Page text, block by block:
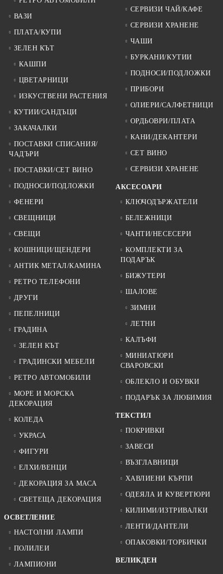
ВАЗИ
ПЛАТА/КУПИ
ЗЕЛЕН КЪТ
КАШПИ
ЦВЕТАРНИЦИ
ИЗКУСТВЕНИ РАСТЕНИЯ
КУТИИ/САНДЪЦИ
ЗАКАЧАЛКИ
ПОСТАВКИ СПИСАНИЯ/
ЧАДЪРИ
ПОСТАВКИ/СЕТ ВИНО
ПОДНОСИ/ПОДЛОЖКИ
ФЕНЕРИ
СВЕЩНИЦИ
СВЕЩИ
КОШНИЦИ/ЩЕНДЕРИ
АНТИК МЕТАЛ/КАМИНА
РЕТРО ТЕЛЕФОНИ
ДРУГИ
ПЕПЕЛНИЦИ
ГРАДИНА
ЗЕЛЕН КЪТ
ГРАДИНСКИ МЕБЕЛИ
РЕТРО АВТОМОБИЛИ
МОРЕ И МОРСКА
ДЕКОРАЦИЯ
КОЛЕДА
УКРАСА
ФИГУРИ
ЕЛХИ/ВЕНЦИ
ДЕКОРАЦИЯ ЗА МАСА
СВЕТЕЩА ДЕКОРАЦИЯ
ОСВЕТЛЕНИЕ
НАСТОЛНИ ЛАМПИ
ПОЛИЛЕИ
ЛАМПИОНИ
СЕРВИЗИ ЧАЙ/КАФЕ
СЕРВИЗИ ХРАНЕНЕ
ЧАШИ
БУРКАНИ/КУТИИ
ПОДНОСИ/ПОДЛОЖКИ
ПРИБОРИ
ОЛИЕРИ/САЛФЕТНИЦИ
ОРДЬОВРИ/ПЛАТА
КАНИ/ДЕКАНТЕРИ
СЕТ ВИНО
СЕРВИЗИ ХРАНЕНЕ
АКСЕСОАРИ
КЛЮЧОДЪРЖАТЕЛИ
БЕЛЕЖНИЦИ
ЧАНТИ/НЕСЕСЕРИ
КОМПЛЕКТИ ЗА
ПОДАРЪК
БИЖУТЕРИ
ШАЛОВЕ
ЗИМНИ
ЛЕТНИ
КАЛЪФИ
МИНИАТЮРИ
СВАРОВСКИ
ОБЛЕКЛО И ОБУВКИ
ПОДАРЪК ЗА ЛЮБИМИЯ
ТЕКСТИЛ
ПОКРИВКИ
ЗАВЕСИ
ВЪЗГЛАВНИЦИ
ХАВЛИЕНИ КЪРПИ
ОДЕЯЛА И КУВЕРТЮРИ
КИЛИМИ/ИЗТРИВАЛКИ
ЛЕНТИ/ДАНТЕЛИ
ОПАКОВКИ/ТОРБИЧКИ
ВЕЛИКДЕН